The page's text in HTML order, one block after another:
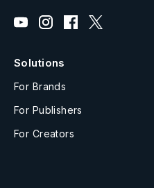
Solutions
For Brands
For Publishers
For Creators